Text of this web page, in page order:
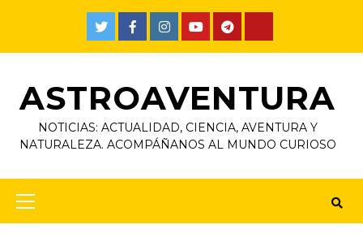
ASTROAVENTURA
NOTICIAS: ACTUALIDAD, CIENCIA, AVENTURA Y
NATURALEZA. ACOMPÁÑANOS AL MUNDO CURIOSO